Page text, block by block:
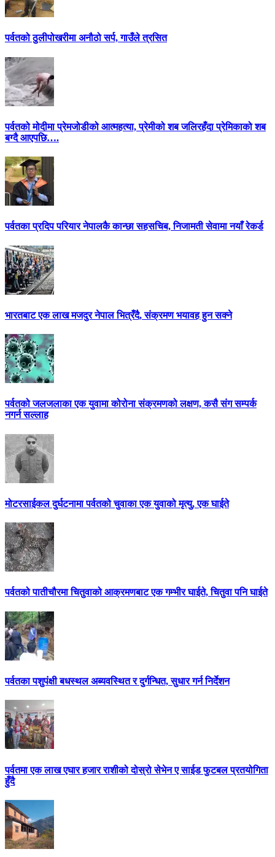
पर्वतको ठुलीपोखरीमा अनौठो सर्प, गाउँले त्रसित
पर्वतको मोदीमा प्रेमजोडीको आत्महत्या, प्रेमीको शब जलिरहँदा प्रेमिकाको शब
बग्दै आएपछि….
पर्वतका प्रदिप परियार नेपालकै कान्छा सहसचिब, निजामती सेवामा नयाँ रेकर्ड
भारतबाट एक लाख मजदुर नेपाल भित्रँदै, संक्रमण भयावह हुन सक्ने
पर्वतको जलजलाका एक युवामा कोरोना संक्रमणको लक्षण, कसै संग सम्पर्क
नगर्न सल्लाह
मोटरसाईकल दुर्घटनामा पर्वतको चुवाका एक युवाको मृत्यु, एक घाईते
पर्वतको पातीचौरमा चितुवाको आक्रमणबाट एक गम्भीर घाईते, चितुवा पनि घाईते
पर्वतका पशुपंक्षी बधस्थल अब्यवस्थित र दुर्गन्धित, सुधार गर्न निर्देशन
पर्वतमा एक लाख एघार हजार राशीको दोस्रो सेभेन ए साईड फुटबल प्रतयोगिता
हुँदै